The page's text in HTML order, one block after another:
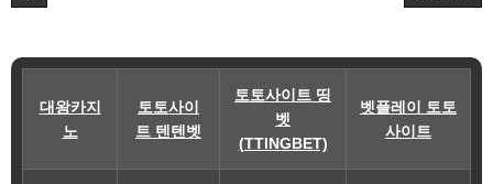
대왕카지
노
토토사이
트 텐텐벳
토토사이트 띵
벳
(TTINGBET)
벳플레이 토토
사이트